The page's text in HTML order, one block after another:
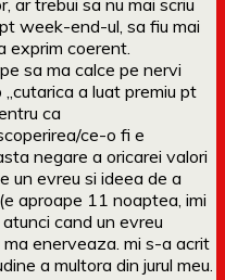
week-end-ul, sa fiu mai
exprim coerent.
sa ma calce pe nervi
a luat premiu pt
ca
ce-o fi e
negare a oricarei valori
un evreu si ideea de a
aproape 11 noaptea, imi
cand un evreu
enerveaza. mi s-a acrit
a multora din jurul meu.